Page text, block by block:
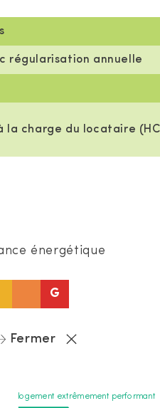
régularisation annuelle
la charge du locataire
énergétique
G
Fermer
logement extrêmement performant